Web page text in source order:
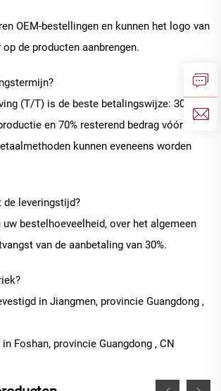
OEM-bestellingen en kunnen het logo van
de producten aanbrengen.
(T/T) is de beste betalingswijze: 30%
en 70% resterend bedrag vóór
kunnen eveneens worden
de leveringstijd?
bestelhoeveelheid, over het algemeen
van de aanbetaling van 30%.
in Jiangmen, provincie Guangdong ,
in Foshan, provincie Guangdong , CN